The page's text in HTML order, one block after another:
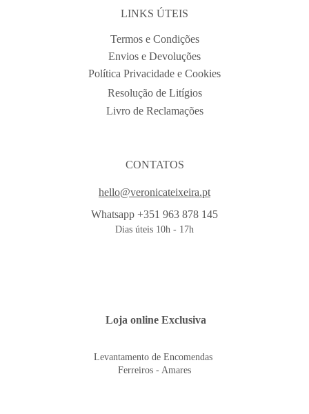
LINKS ÚTEIS
Termos e Condições
Loja online Exclusiva
Envios e Devoluções
Política Privacidade e Cookies
Resolução de Litígios
Livro de Reclamações
CONTATOS
Whatsapp +351 963 878 145
Dias úteis 10h - 17h
hello@veronicateixeira.pt
Levantamento de Encomendas
Ferreiros - Amares